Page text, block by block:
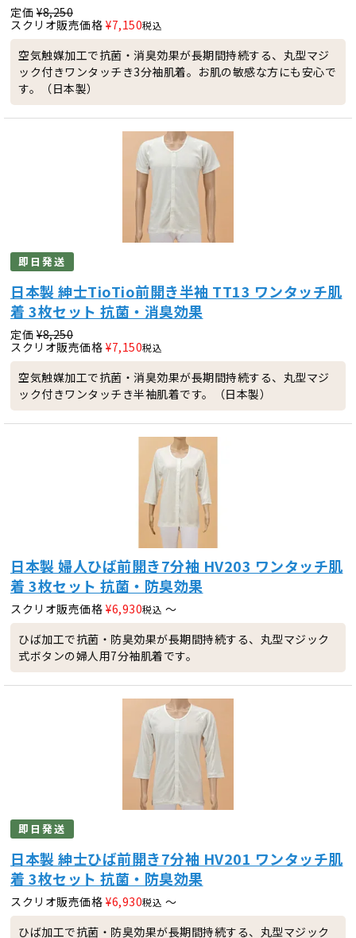
定価 ¥8,250
スクリオ販売価格 ¥7,150税込
空気触媒加工で抗菌・消臭効果が長期間持続する、丸型マジ
ック付きワンタッチき3分袖肌着。お肌の敏感な方にも安心で
す。（日本製）
即日発送
日本製 紳士TioTio前開き半袖 TT13 ワンタッチ肌
着 3枚セット 抗菌・消臭効果
定価 ¥8,250
スクリオ販売価格 ¥7,150税込
空気触媒加工で抗菌・消臭効果が長期間持続する、丸型マジ
ック付きワンタッチき半袖肌着です。（日本製）
日本製 婦人ひば前開き7分袖 HV203 ワンタッチ肌
着 3枚セット 抗菌・防臭効果
スクリオ販売価格 ¥6,930税込 〜
ひば加工で抗菌・防臭効果が長期間持続する、丸型マジック
式ボタンの婦人用7分袖肌着です。
即日発送
日本製 紳士ひば前開き7分袖 HV201 ワンタッチ肌
着 3枚セット 抗菌・防臭効果
スクリオ販売価格 ¥6,930税込 〜
ひば加工で抗菌・防臭効果が長期間持続する、丸型マジック